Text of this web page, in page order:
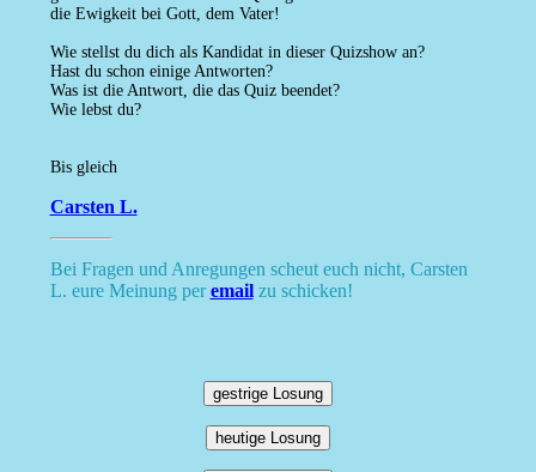
die Ewigkeit bei Gott, dem Vater!
Wie stellst du dich als Kandidat in dieser Quizshow an?
Hast du schon einige Antworten?
Was ist die Antwort, die das Quiz beendet?
Wie lebst du?
Bis gleich
Carsten L.
Bei Fragen und Anregungen scheut euch nicht, Carsten
L. eure Meinung peremailzu schicken!
gestrige Losung
heutige Losung